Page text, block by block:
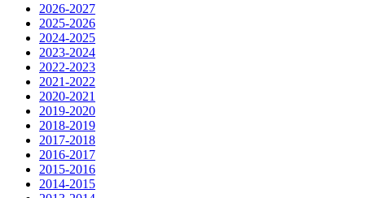
2026-2027
2025-2026
2024-2025
2023-2024
2022-2023
2021-2022
2020-2021
2019-2020
2018-2019
2017-2018
2016-2017
2015-2016
2014-2015